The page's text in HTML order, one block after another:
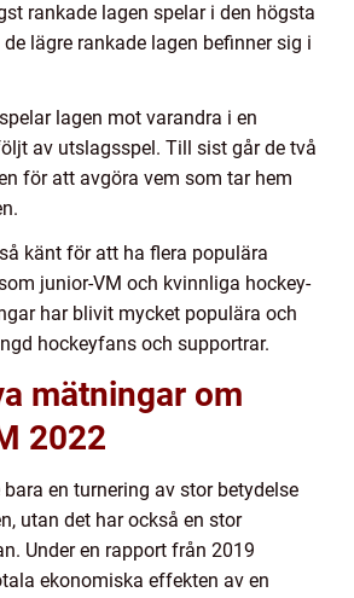
rankade lagen spelar i den högsta
lägre rankade lagen befinner sig i
lagen mot varandra i en
av utslagsspel. Till sist går de två
för att avgöra vem som tar hem
känt för att ha flera populära
junior-VM och kvinnliga hockey-
har blivit mycket populära och
hockeyfans och supportrar.
mätningar om
2022
bara en turnering av stor betydelse
utan det har också en stor
Under en rapport från 2019
ekonomiska effekten av en